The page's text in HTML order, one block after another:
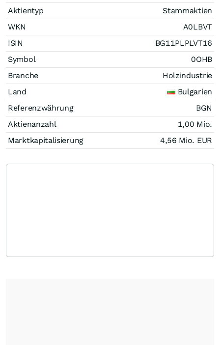
Aktientyp
Stammaktien
WKN
A0LBVT
ISIN
BG11PLPLVT16
Symbol
0OHB
Branche
Holzindustrie
Land
Bulgarien
Referenzwährung
BGN
Aktienanzahl
1,00 Mio.
Marktkapitalisierung
4,56 Mio. EUR